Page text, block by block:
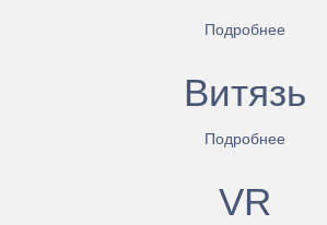
Подробнее
Витязь
Подробнее
VR